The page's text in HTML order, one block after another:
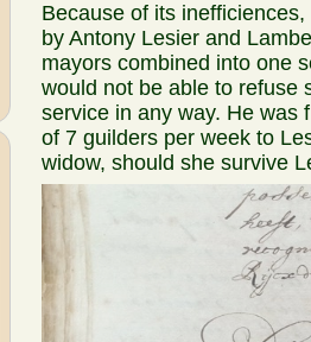
Because of its
by Antony Lesier and
mayors combined into one
would not be able to refuse
service in any way. He was
of 7 guilders per week to
widow, should she survive